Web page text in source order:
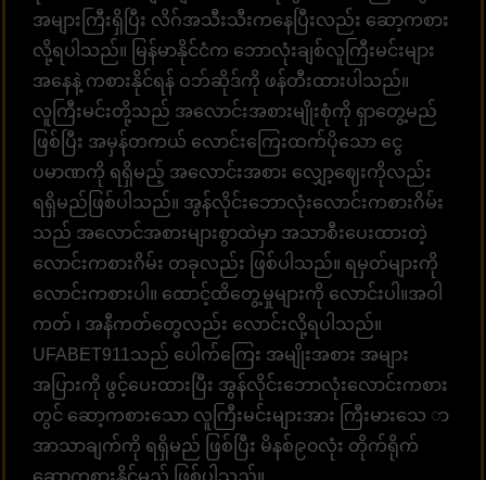
အများကြီးရှိပြီး လိဂ်အသီးသီးကနေပြီးလည်း ဆော့ကစား
လို့ရပါသည်။ မြန်မာနိုင်ငံက ဘောလုံးချစ်လူကြီးမင်းများ
အနေနဲ့ ကစားနိုင်ရန် ဝဘ်ဆိုဒ်ကို ဖန်တီးထားပါသည်။
လူကြီးမင်းတို့သည် အလောင်းအစားမျိုးစုံကို ရှာတွေ့မည်
ဖြစ်ပြီး အမှန်တကယ် လောင်းကြေးထက်ပိုသော ငွေ
ပမာဏကို ရရှိမည့် အလောင်းအစား လျှော့ဈေးကိုလည်း
ရရှိမည်ဖြစ်ပါသည်။ အွန်လိုင်းဘောလုံးလောင်းကစားဂိမ်း
သည် အလောင်အစားများစွာထဲမှာ အသာစီးပေးထားတဲ့
လောင်းကစားဂိမ်း တခုလည်း ဖြစ်ပါသည်။ ရမှတ်များကို
လောင်းကစားပါ။ ထောင့်ထိတွေ့မှုများကို လောင်းပါ။အဝါ
ကတ် ၊ အနီကတ်တွေလည်း လောင်းလို့ရပါသည်။
UFABET911သည် ပေါက်ကြေး အမျိုးအစား အများ
အပြားကို ဖွင့်ပေးထားပြီး အွန်လိုင်းဘောလုံးလောင်းကစား
တွင် ဆော့ကစားသော လူကြီးမင်းများအား ကြီးမားသေ ာ
အာသာချက်ကို ရရှိမည် ဖြစ်ပြီး မိနစ်၉၀လုံး တိုက်ရိုက်
ဆော့ကစားနိုင်မည် ဖြစ်ပါသည်။